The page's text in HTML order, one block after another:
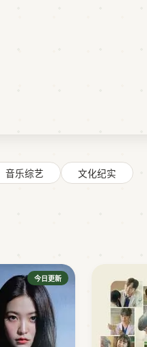
音乐综艺 文化纪实
今日更新